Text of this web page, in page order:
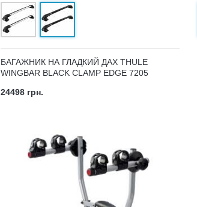
БАГАЖНИК НА ГЛАДКИЙ ДАХ THULE
WINGBAR BLACK CLAMP EDGE 7205
24498 грн.